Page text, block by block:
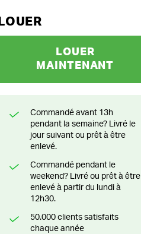
LOUER
LOUER
MAINTENANT
Commandé avant 13h
pendant la semaine? Livré le
jour suivant ou prêt à être
enlevé.
Commandé pendant le
weekend? Livré ou prêt à être
enlevé à partir du lundi à
12h30.
50.000 clients satisfaits
chaque année